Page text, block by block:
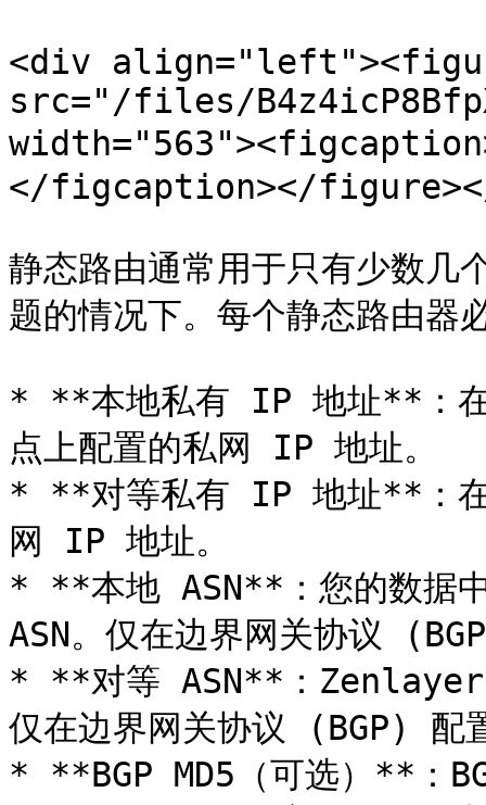
<div
src="/files/
</figcaption></
静态路由通常用于只有少数几
题的情况下。每个静态路由器
* **本地私有 IP 地址**：在
点上配置的私网 IP 地址。
* **对等私有 IP 地址**：
网 IP 地址。
* **本地 ASN**：您的数据
ASN。仅在边界网关协议
* **对等 ASN**：Zenlayer
仅在边界网关协议 (BGP) 配
* **BGP MD5（可选）**：